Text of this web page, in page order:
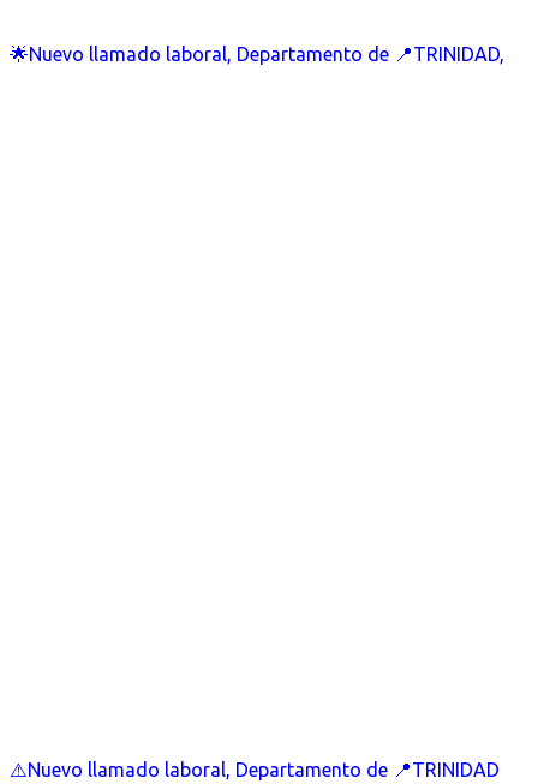
🌟Nuevo llamado laboral, Departamento de 📍TRINIDAD,
⚠️Nuevo llamado laboral, Departamento de 📍TRINIDAD